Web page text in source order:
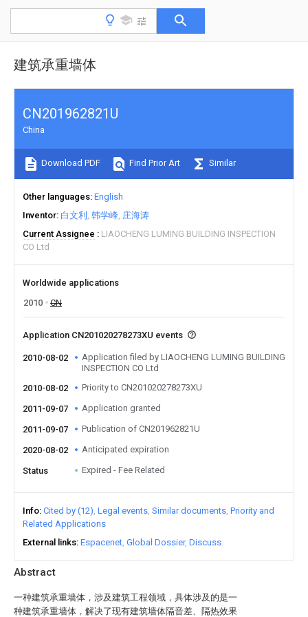
建筑承重墙体
Abstract
一种建筑承重墙体，涉及建筑工程领域，具体涉及的是一
种建筑承重墙体，解决了现有建筑墙体隔音差、隔热效果
CN201962821U
China
Download PDF Find Prior Art Similar
Other languages English
Inventor 白文利 韩学峰 庄海涛
Current Assignee
LIAOCHENG LUMING BUILDING INSPECTION
CO Ltd
Worldwide applications
2010
CN
Application CN201020278273XU events
2010-08-02
Application filed by LIAOCHENG LUMING BUILDING
INSPECTION CO Ltd
2010-08-02
Priority to CN201020278273XU
2011-09-07 Application granted
2011-09-07 Publication of CN201962821U
2020-08-02 Anticipated expiration
Status Expired - Fee Related
Info Cited by (12) Legal events Similar documents Priority and
Related Applications
External links Espacenet Global Dossier Discuss